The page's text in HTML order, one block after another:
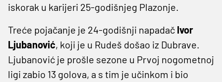
iskorak u karijeri 25-godišnjeg Plazonje.
Treće pojačanje je 24-godišnji napadač Ivor
Ljubanović, koji je u Rudeš došao iz Dubrave.
Ljubanović je prošle sezone u Prvoj nogometnoj
ligi zabio 13 golova, a s tim je učinkom i bio